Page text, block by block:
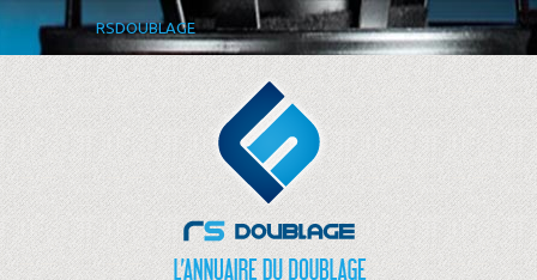
RSDOUBLAGE